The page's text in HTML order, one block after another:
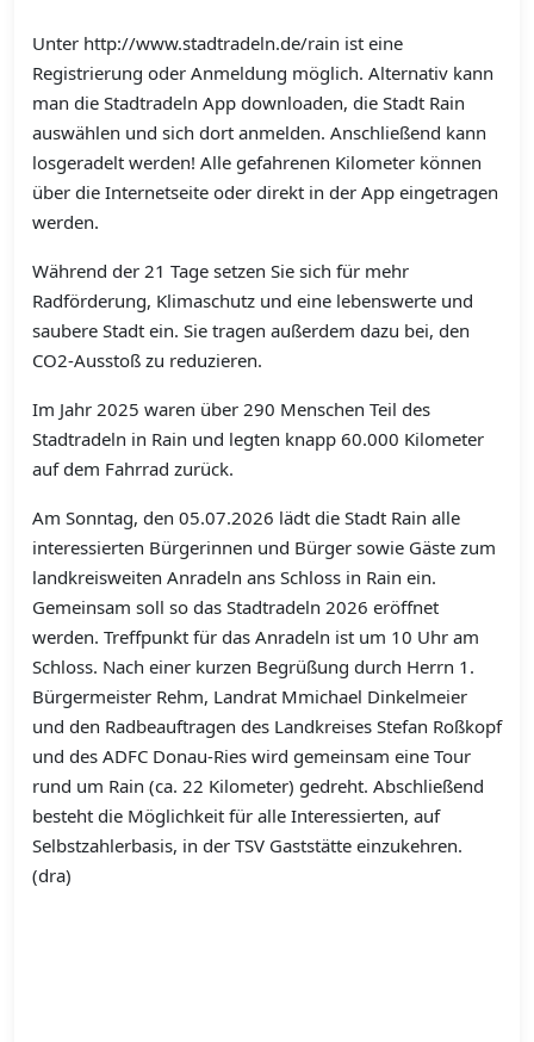
Unter http://www.stadtradeln.de/rain ist eine
Registrierung oder Anmeldung möglich. Alternativ kann
man die Stadtradeln App downloaden, die Stadt Rain
auswählen und sich dort anmelden. Anschließend kann
losgeradelt werden! Alle gefahrenen Kilometer können
über die Internetseite oder direkt in der App eingetragen
werden.
Während der 21 Tage setzen Sie sich für mehr
Radförderung, Klimaschutz und eine lebenswerte und
saubere Stadt ein. Sie tragen außerdem dazu bei, den
CO2-Ausstoß zu reduzieren.
Im Jahr 2025 waren über 290 Menschen Teil des
Stadtradeln in Rain und legten knapp 60.000 Kilometer
auf dem Fahrrad zurück.
Am Sonntag, den 05.07.2026 lädt die Stadt Rain alle
interessierten Bürgerinnen und Bürger sowie Gäste zum
landkreisweiten Anradeln ans Schloss in Rain ein.
Gemeinsam soll so das Stadtradeln 2026 eröffnet
werden. Treffpunkt für das Anradeln ist um 10 Uhr am
Schloss. Nach einer kurzen Begrüßung durch Herrn 1.
Bürgermeister Rehm, Landrat Mmichael Dinkelmeier
und den Radbeauftragen des Landkreises Stefan Roßkopf
und des ADFC Donau-Ries wird gemeinsam eine Tour
rund um Rain (ca. 22 Kilometer) gedreht. Abschließend
besteht die Möglichkeit für alle Interessierten, auf
Selbstzahlerbasis, in der TSV Gaststätte einzukehren.
(dra)